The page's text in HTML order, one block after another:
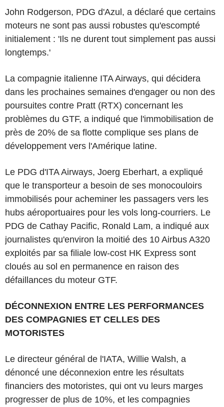
John Rodgerson, PDG d'Azul, a déclaré que certains
moteurs ne sont pas aussi robustes qu'escompté
initialement : 'Ils ne durent tout simplement pas aussi
longtemps.'
La compagnie italienne ITA Airways, qui décidera
dans les prochaines semaines d'engager ou non des
poursuites contre Pratt (RTX) concernant les
problèmes du GTF, a indiqué que l'immobilisation de
près de 20% de sa flotte complique ses plans de
développement vers l'Amérique latine.
Le PDG d'ITA Airways, Joerg Eberhart, a expliqué
que le transporteur a besoin de ses monocouloirs
immobilisés pour acheminer les passagers vers les
hubs aéroportuaires pour les vols long-courriers. Le
PDG de Cathay Pacific, Ronald Lam, a indiqué aux
journalistes qu'environ la moitié des 10 Airbus A320
exploités par sa filiale low-cost HK Express sont
cloués au sol en permanence en raison des
défaillances du moteur GTF.
DÉCONNEXION ENTRE LES PERFORMANCES
DES COMPAGNIES ET CELLES DES
MOTORISTES
Le directeur général de l'IATA, Willie Walsh, a
dénoncé une déconnexion entre les résultats
financiers des motoristes, qui ont vu leurs marges
progresser de plus de 10%, et les compagnies